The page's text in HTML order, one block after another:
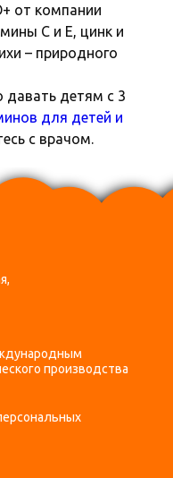
от компании
С и Е, цинк и
– природного
детям с 3
для детей и
с врачом.
производства